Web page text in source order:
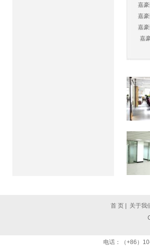
嘉
嘉
嘉
嘉
首 页 关于我
电话：（+86）